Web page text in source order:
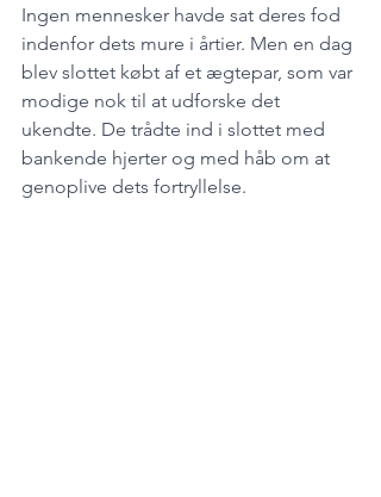
Ingen mennesker havde sat deres fod
indenfor dets mure i årtier. Men en dag
blev slottet købt af et ægtepar, som var
modige nok til at udforske det
ukendte. De trådte ind i slottet med
bankende hjerter og med håb om at
genoplive dets fortryllelse.